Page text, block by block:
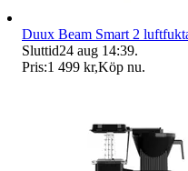
Duux Beam Smart 2
Sluttid24 aug 14:39.
Pris:1 499 kr,Köp nu.